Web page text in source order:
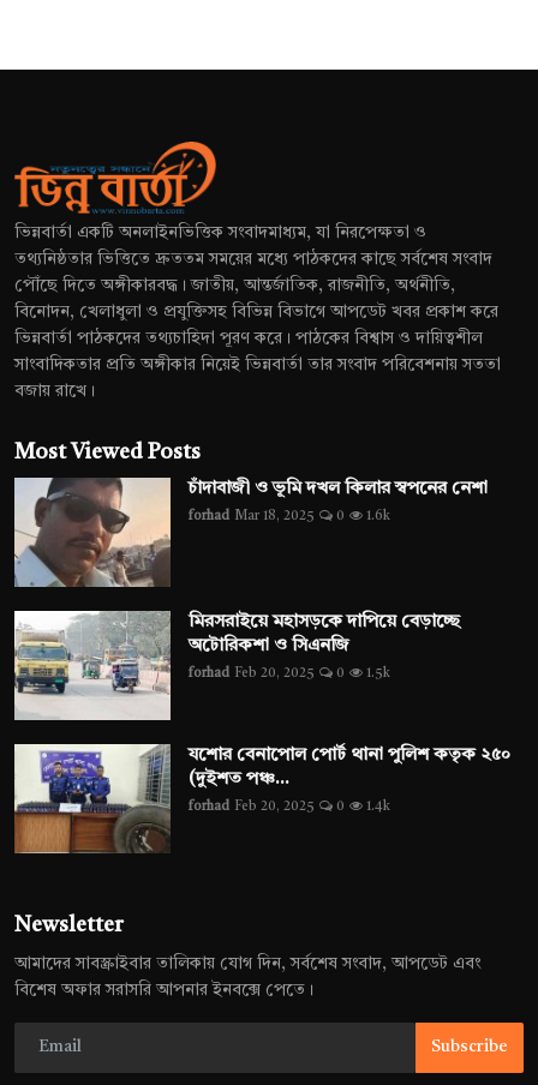
ভিন্নবার্তা একটি অনলাইনভিত্তিক সংবাদমাধ্যম, যা নিরপেক্ষতা ও
তথ্যনিষ্ঠতার ভিত্তিতে দ্রুততম সময়ের মধ্যে পাঠকদের কাছে সর্বশেষ সংবাদ
পৌঁছে দিতে অঙ্গীকারবদ্ধ। জাতীয়, আন্তর্জাতিক, রাজনীতি, অর্থনীতি,
বিনোদন, খেলাধুলা ও প্রযুক্তিসহ বিভিন্ন বিভাগে আপডেট খবর প্রকাশ করে
ভিন্নবার্তা পাঠকদের তথ্যচাহিদা পূরণ করে। পাঠকের বিশ্বাস ও দায়িত্বশীল
সাংবাদিকতার প্রতি অঙ্গীকার নিয়েই ভিন্নবার্তা তার সংবাদ পরিবেশনায় সততা
বজায় রাখে।
Most Viewed Posts
চাঁদাবাজী ও ভূমি দখল কিলার স্বপনের নেশা
forhad Mar 18, 2025 0 1.6k
মিরসরাইয়ে মহাসড়কে দাপিয়ে বেড়াচ্ছে
অটোরিকশা ও সিএনজি
forhad Feb 20, 2025 0 1.5k
যশোর বেনাপোল পোর্ট থানা পুলিশ কতৃক ২৫০
(দুইশত পঞ্চ...
forhad Feb 20, 2025 0 1.4k
Newsletter
আমাদের সাবস্ক্রাইবার তালিকায় যোগ দিন, সর্বশেষ সংবাদ, আপডেট এবং
বিশেষ অফার সরাসরি আপনার ইনবক্সে পেতে।
Subscribe